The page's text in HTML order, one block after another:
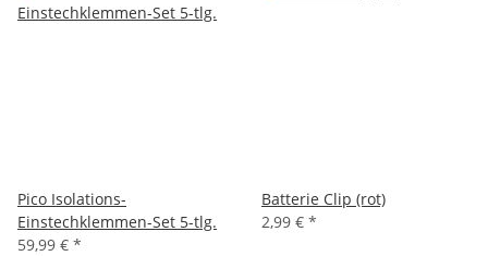
Pico Isolations-
Einstechklemmen-Set 5-tlg.
59,99 € *
Batterie Clip (rot)
2,99 € *